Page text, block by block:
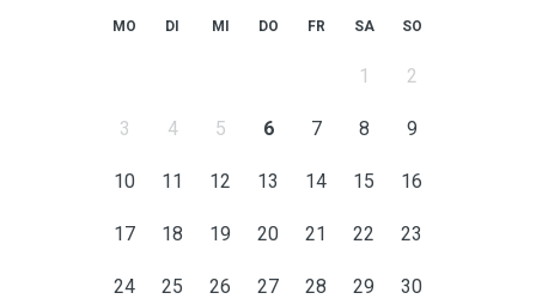
MO DI MI DO FR SA SO
1 2
3 4 5 6 7 8 9
10 11 12 13 14 15 16
17 18 19 20 21 22 23
24 25 26 27 28 29 30